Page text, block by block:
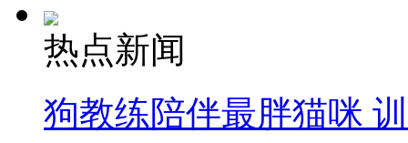
热点新闻
狗教练陪伴最胖猫咪